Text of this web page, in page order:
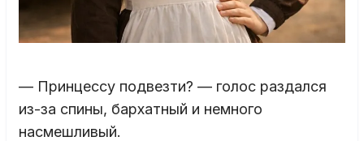
— Принцессу подвезти? — голос раздался
из-за спины, бархатный и немного
насмешливый.